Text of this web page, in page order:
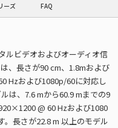
ーズ FAQ
ルビデオおよびオーディオ信
、長さが90 cm、1.8mおよび
Hzおよび1080p/60に対応し
は、7.6 mから60.9 mまでの9
@ 60 Hzおよび1080
。長さが22.8 m 以上のモデル